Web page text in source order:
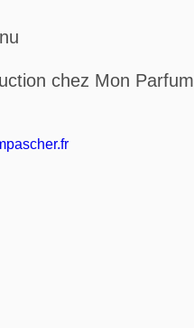
chez Mon Parfum